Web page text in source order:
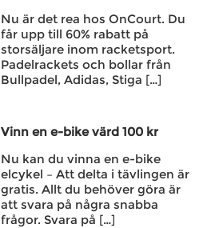
Nu är det rea hos OnCourt. Du
får upp till 60% rabatt på
storsäljare inom racketsport.
Padelrackets och bollar från
Bullpadel, Adidas, Stiga […]
Vinn en e-bike värd 100 kr
Nu kan du vinna en e-bike
elcykel – Att delta i tävlingen är
gratis. Allt du behöver göra är
att svara på några snabba
frågor. Svara på […]